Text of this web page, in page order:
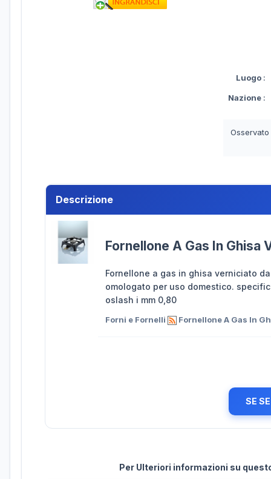
Luogo :
Nazione :
Descrizione
Fornellone A Gas In Ghisa
Fornellone a gas in ghisa verniciato
omologato per uso domestico.
oslash i mm 0,80
Forni e Fornelli Fornellone A Gas In
SE
Per Ulteriori informazioni su